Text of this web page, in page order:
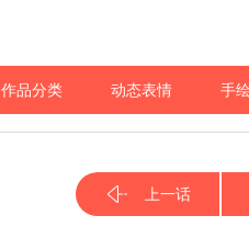
作品分类 动态表情 手
上一话